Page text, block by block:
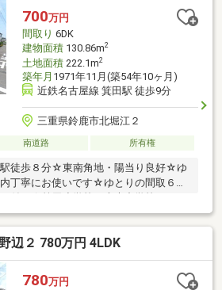
700万円
間取り 6DK
建物面積130.86m2
土地面積222.1m2
築年月 1971年11月(築54年10ヶ月)
近鉄名古屋線 箕田駅 徒歩9分
三重県鈴鹿市北堀江２
南道路 所有権
徒歩８分☆東南角地・陽当り良好☆ゆ
丁寧にお使いです☆ゆとりの間取６Ｄ
辺２ 780万円 4LDK
780万円